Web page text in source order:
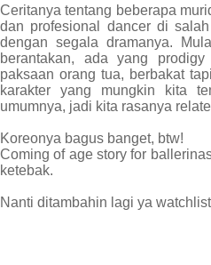
Ceritanya tentang beberapa
dan profesional dancer di
dengan segala dramanya.
berantakan, ada yang
paksaan orang tua, berbakat
karakter yang mungkin kita
umumnya, jadi kita rasanya
Koreonya bagus banget, btw!
Coming of age story for
ketebak.
Nanti ditambahin lagi ya